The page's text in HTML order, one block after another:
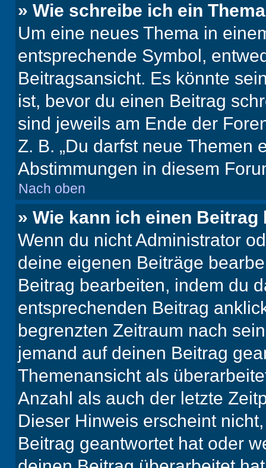
» Wie schreibe ich ein
Um eine neues Thema in
entsprechende Symbol,
Beitragsansicht. Es könnte
ist, bevor du einen Beitrag
sind jeweils am Ende der
Z. B. „Du darfst neue Themen
Abstimmungen in diesem
Nach oben
» Wie kann ich einen
Wenn du nicht Administrator
deine eigenen Beiträge
Beitrag bearbeiten, indem du
entsprechenden Beitrag
begrenzten Zeitraum nach
jemand auf deinen Beitrag
Themenansicht als
Anzahl als auch der letzte
Dieser Hinweis erscheint
Beitrag geantwortet hat oder